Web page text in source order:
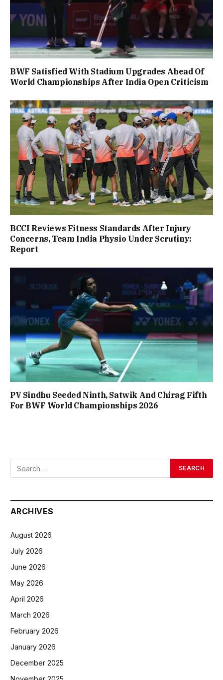
BWF Satisfied With Stadium Upgrades Ahead Of
World Championships After India Open Criticism
BCCI Reviews Fitness Standards After Injury
Concerns, Team India Physio Under Scrutiny:
Report
PV Sindhu Seeded Ninth, Satwik And Chirag Fifth
For BWF World Championships 2026
ARCHIVES
August 2026
July 2026
June 2026
May 2026
April 2026
March 2026
February 2026
January 2026
December 2025